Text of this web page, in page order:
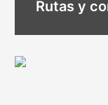
Rutas y